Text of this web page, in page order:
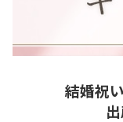
結婚祝い